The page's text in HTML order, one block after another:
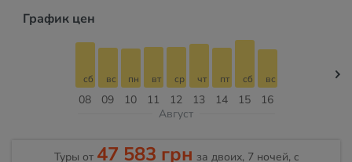
График цен
08
сб
09
вс
10
пн
11
вт
12
ср
13
чт
14
пт
15
сб
16
вс
Август
Туры от 47 583 грн за двоих, 7 ночей, c